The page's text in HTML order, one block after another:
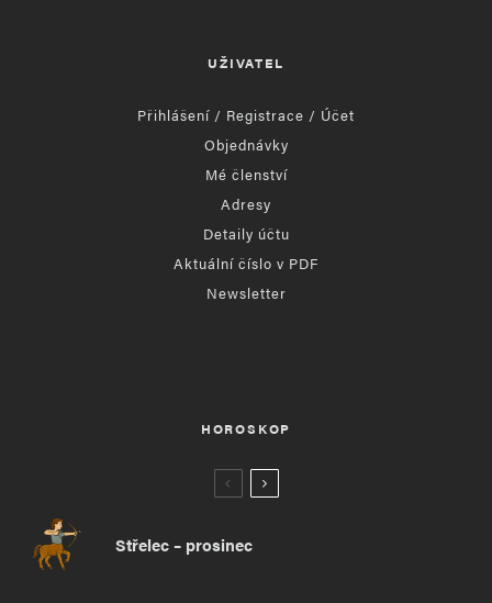
UŽIVATEL
Přihlášení / Registrace / Účet
Objednávky
Mé členství
Adresy
Detaily účtu
Aktuální číslo v PDF
Newsletter
HOROSKOP
Střelec – prosinec